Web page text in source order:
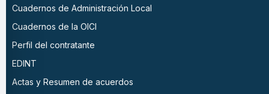
Cuadernos de Administración Local
Cuadernos de la OICI
Perfil del contratante
EDINT
Actas y Resumen de acuerdos